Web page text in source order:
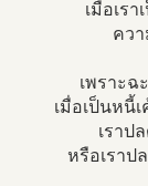
เมื่อเร
คว
เพราะฉ
เมื่อเป็นหนี้
เราป
หรือเราป